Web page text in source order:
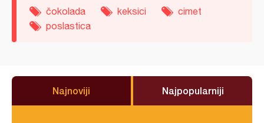
čokolada keksici
cimet
poslastica
Najnoviji Najpopularniji